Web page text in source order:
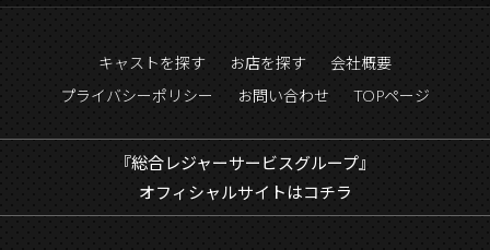
キャストを探す お店を探す
会社概要
プライバシーポリシー
お問い合わせ TOPページ
『総合レジャーサービスグループ』
オフィシャルサイトはコチラ